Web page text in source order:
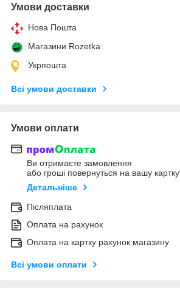
Умови доставки
Нова Пошта
Магазини Rozetka
Укрпошта
Всі умови доставки
Умови оплати
Ви отримаєте замовлення
або гроші повернуться на вашу картку
Детальніше
Післяплата
Оплата на рахунок
Оплата на картку рахунок магазину
Всі умови оплати